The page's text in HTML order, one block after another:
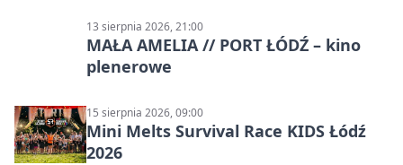
13 sierpnia 2026, 21:00
MAŁA AMELIA // PORT ŁÓDŹ – kino
plenerowe
15 sierpnia 2026, 09:00
Mini Melts Survival Race KIDS Łódź
2026